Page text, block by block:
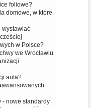
foliowe?
domowe, w które
wystawiać
w Polsce?
we Wrocławiu
auta?
- nowe standardy